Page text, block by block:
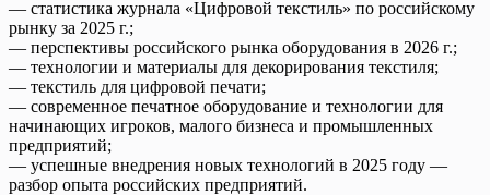
— статистика журнала «Цифровой текстиль» по российскому
рынку за 2025 г.;
— перспективы российского рынка оборудования в 2026 г.;
— технологии и материалы для декорирования текстиля;
— текстиль для цифровой печати;
— современное печатное оборудование и технологии для
начинающих игроков, малого бизнеса и промышленных
предприятий;
— успешные внедрения новых технологий в 2025 году —
разбор опыта российских предприятий.